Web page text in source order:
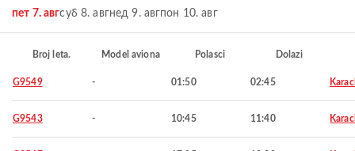
пет 7. авгсуб 8. авгнед 9. авгпон 10. авг
Broj leta. Model aviona Polasci Dolazi
G9549 - 01:50 02:45
G9543 - 10:45 11:40